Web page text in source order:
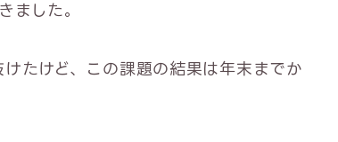
ました。
たけど、この課題の結果は年末までか